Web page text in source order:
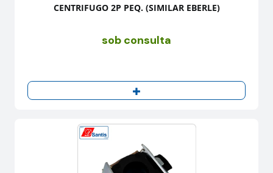
CENTRIFUGO 2P PEQ. (SIMILAR EBERLE)
sob consulta